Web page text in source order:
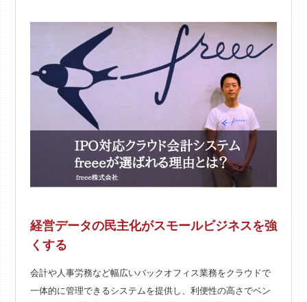
経営データの民主化がスモールビジネスを強
くする
会計や人事労務など幅広いバックオフィス業務をクラウドで
一体的に管理できるシステムを提供し、利便性の高さでベン